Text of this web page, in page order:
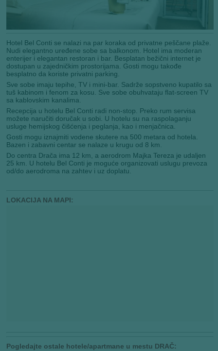
Hotel Bel Conti se nalazi na par koraka od privatne peščane plaže.
Nudi elegantno uređene sobe sa balkonom. Hotel ima moderan
enterijer i elegantan restoran i bar. Besplatan bežični internet je
dostupan u zajedničkim prostorijama. Gosti mogu takođe
besplatno da koriste privatni parking.
Sve sobe imaju tepihe, TV i mini-bar. Sadrže sopstveno kupatilo sa
tuš kabinom i fenom za kosu. Sve sobe obuhvataju flat-screen TV
sa kablovskim kanalima.
Recepcija u hotelu Bel Conti radi non-stop. Preko rum servisa
možete naručiti doručak u sobi. U hotelu su na raspolaganju
usluge hemijskog čišćenja i peglanja, kao i menjačnica.
Gosti mogu iznajmiti vodene skutere na 500 metara od hotela.
Bazen i zabavni centar se nalaze u krugu od 8 km.
Do centra Drača ima 12 km, a aerodrom Majka Tereza je udaljen
25 km. U hotelu Bel Conti je moguće organizovati uslugu prevoza
od/do aerodroma na zahtev i uz doplatu.
LOKACIJA NA MAPI:
Pogledajte ostale hotele/apartmane u mestu DRAČ: